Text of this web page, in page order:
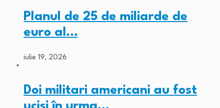
Planul de 25 de miliarde de
euro al…
iulie 19, 2026
Doi militari americani au fost